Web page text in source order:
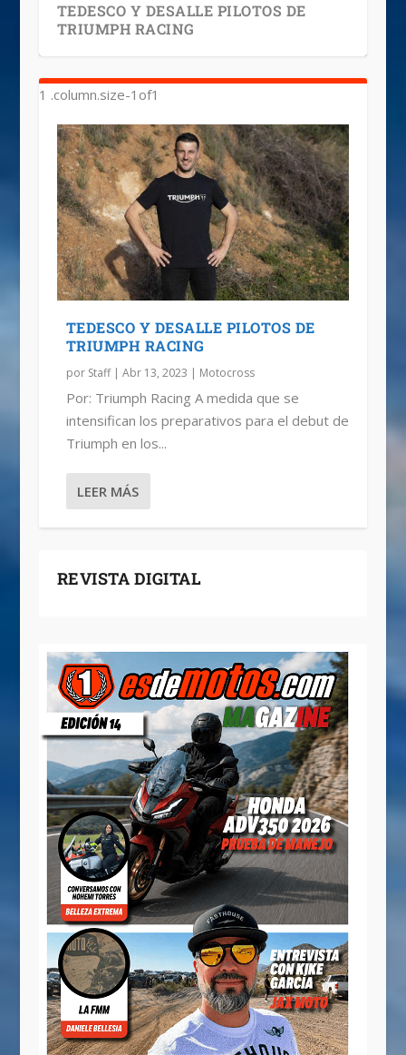
TEDESCO Y DESALLE PILOTOS DE
TRIUMPH RACING
TEDESCO Y DESALLE PILOTOS DE
TRIUMPH RACING
por Staff| Abr 13, 2023 | Motocross
Por: Triumph Racing A medida que se
intensifican los preparativos para el debut de
Triumph en los...
LEER MÁS
REVISTA DIGITAL